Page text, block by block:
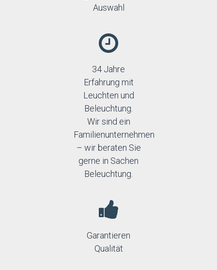
Auswahl
34 Jahre
Erfahrung mit
Leuchten und
Beleuchtung.
Wir sind ein
Familienunternehmen
– wir beraten Sie
gerne in Sachen
Beleuchtung.
Garantieren
Qualität